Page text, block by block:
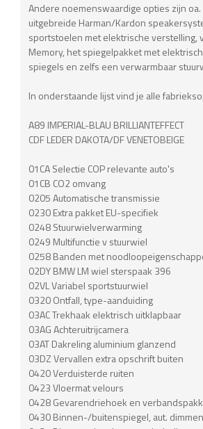
Andere noemenswaardige opties zijn
uitgebreide Harman/Kardon
sportstoelen met elektrische verstelling,
Memory, het spiegelpakket met
spiegels en zelfs een verwarmbaar
In onderstaande lijst vind je alle
A89 IMPERIAL-BLAU BRILLIANTEFFECT
CDF LEDER DAKOTA/DF VENETOBEIGE
01CA Selectie COP relevante auto's
01CB CO2 omvang
0205 Automatische transmissie
0230 Extra pakket EU-specifiek
0248 Stuurwielverwarming
0249 Multifunctie v stuurwiel
0258 Banden met
02DY BMW LM wiel sterspaak 396
02VL Variabel sportstuurwiel
0320 Ontfall, type-aanduiding
03AC Trekhaak elektrisch uitklapbaar
03AG Achteruitrijcamera
03AT Dakreling aluminium glanzend
03DZ Vervallen extra opschrift buiten
0420 Verduisterde ruiten
0423 Vloermat velours
0428 Gevarendriehoek en
0430 Binnen-/buitenspiegel, aut.